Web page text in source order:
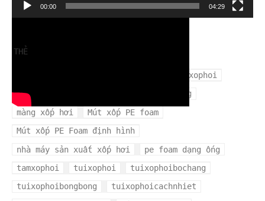
Trình
chơi
00:00 04:29
THẺ
mangxophoi
mua xốp hơi ở đâu
màng xốp bọc hàng
màng xốp hơi
Mút xốp PE foam
Mút xốp PE Foam định hình
nhà máy sản xuất xốp hơi
pe foam dạng ống
tamxophoi
tuixophoi
tuixophoibochang
tuixophoibongbong
tuixophoicachnhiet